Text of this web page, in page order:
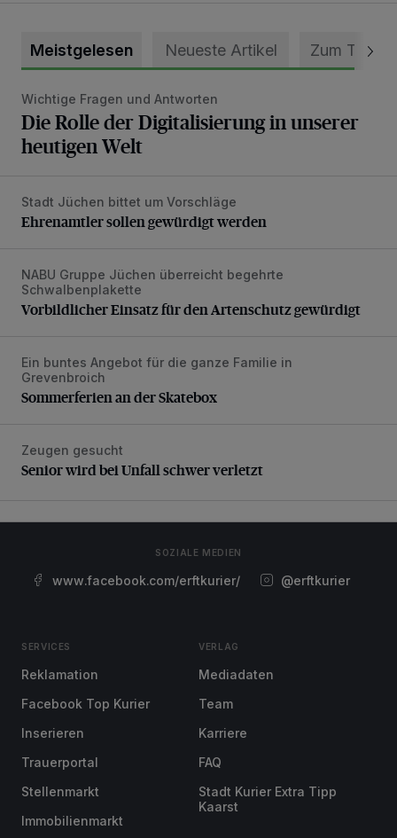
Meistgelesen Neueste Artikel Zum Thema
Die Rolle der Digitalisierung in unserer heutigen Welt
Wichtige Fragen und Antworten
Die Rolle der Digitalisierung in unserer
heutigen Welt
Ehrenamtler sollen gewürdigt werden
Stadt Jüchen bittet um Vorschläge
Ehrenamtler sollen gewürdigt werden
Vorbildlicher Einsatz für den Artenschutz gewürdigt
NABU Gruppe Jüchen überreicht begehrte
Schwalbenplakette
Vorbildlicher Einsatz für den Artenschutz gewürdigt
Sommerferien an der Skatebox
Ein buntes Angebot für die ganze Familie in
Grevenbroich
Sommerferien an der Skatebox
Senior wird bei Unfall schwer verletzt
Zeugen gesucht
Senior wird bei Unfall schwer verletzt
SOZIALE MEDIEN
www.facebook.com/erftkurier/ @erftkurier
SERVICES
Reklamation
Facebook Top Kurier
Inserieren
Trauerportal
Stellenmarkt
Immobilienmarkt
VERLAG
Mediadaten
Team
Karriere
FAQ
Stadt Kurier Extra Tipp
Kaarst